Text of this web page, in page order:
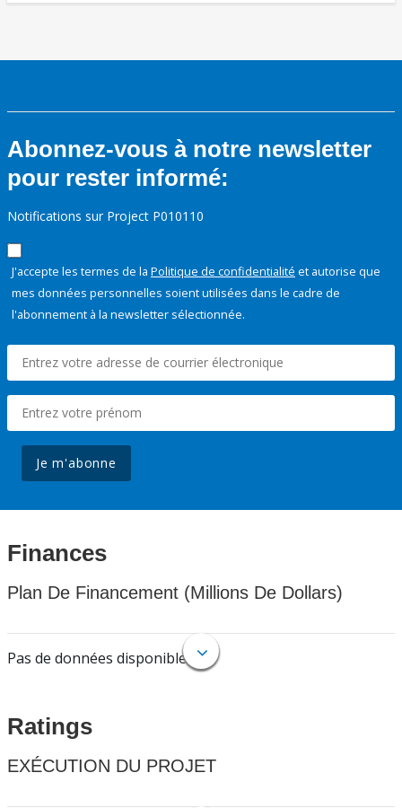
Abonnez-vous à notre newsletter
pour rester informé:
Notifications sur Project P010110
J'accepte les termes de la Politique de confidentialité et autorise que
mes données personnelles soient utilisées dans le cadre de
l'abonnement à la newsletter sélectionnée.
Je m'abonne
Finances
Plan De Financement (Millions De Dollars)
Pas de données disponibles.
Ratings
EXÉCUTION DU PROJET